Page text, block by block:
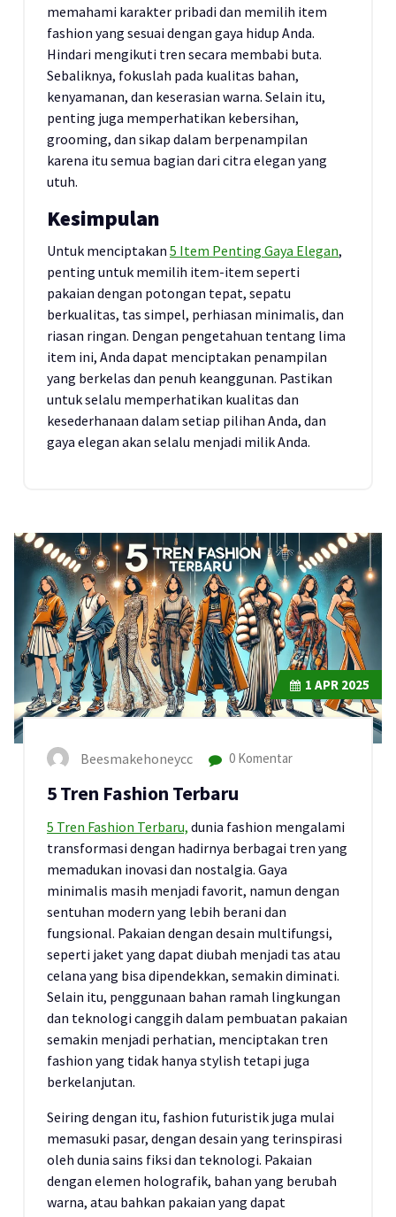
memahami karakter pribadi dan memilih item
fashion yang sesuai dengan gaya hidup Anda.
Hindari mengikuti tren secara membabi buta.
Sebaliknya, fokuslah pada kualitas bahan,
kenyamanan, dan keserasian warna. Selain itu,
penting juga memperhatikan kebersihan,
grooming, dan sikap dalam berpenampilan
karena itu semua bagian dari citra elegan yang
utuh.
Kesimpulan
Untuk menciptakan 5 Item Penting Gaya Elegan,
penting untuk memilih item-item seperti
pakaian dengan potongan tepat, sepatu
berkualitas, tas simpel, perhiasan minimalis, dan
riasan ringan. Dengan pengetahuan tentang lima
item ini, Anda dapat menciptakan penampilan
yang berkelas dan penuh keanggunan. Pastikan
untuk selalu memperhatikan kualitas dan
kesederhanaan dalam setiap pilihan Anda, dan
gaya elegan akan selalu menjadi milik Anda.
1 APR 2025
Beesmakehoneycc 0 Komentar
5 Tren Fashion Terbaru
5 Tren Fashion Terbaru, dunia fashion mengalami
transformasi dengan hadirnya berbagai tren yang
memadukan inovasi dan nostalgia. Gaya
minimalis masih menjadi favorit, namun dengan
sentuhan modern yang lebih berani dan
fungsional. Pakaian dengan desain multifungsi,
seperti jaket yang dapat diubah menjadi tas atau
celana yang bisa dipendekkan, semakin diminati.
Selain itu, penggunaan bahan ramah lingkungan
dan teknologi canggih dalam pembuatan pakaian
semakin menjadi perhatian, menciptakan tren
fashion yang tidak hanya stylish tetapi juga
berkelanjutan.
Seiring dengan itu, fashion futuristik juga mulai
memasuki pasar, dengan desain yang terinspirasi
oleh dunia sains fiksi dan teknologi. Pakaian
dengan elemen holografik, bahan yang berubah
warna, atau bahkan pakaian yang dapat